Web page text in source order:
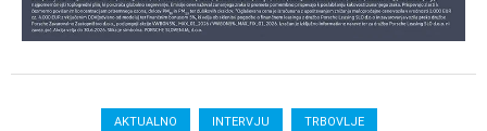
AKTUALNO INTERVJU TRBOVLJE